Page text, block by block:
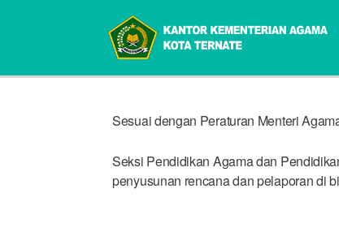
Sesuai dengan Peraturan Menteri
Seksi Pendidikan Agama dan
penyusunan rencana dan pelaporan di